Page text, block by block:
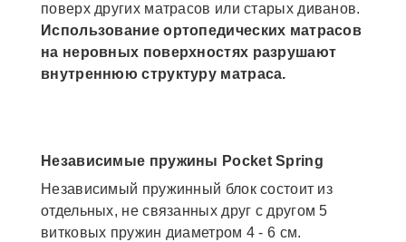
поверх других матрасов или старых диванов.
Использование ортопедических матрасов
на неровных поверхностях разрушают
внутреннюю структуру матраса.
Независимые пружины Pocket Spring
Независимый пружинный блок состоит из
отдельных, не связанных друг с другом 5
витковых пружин диаметром 4 - 6 см.